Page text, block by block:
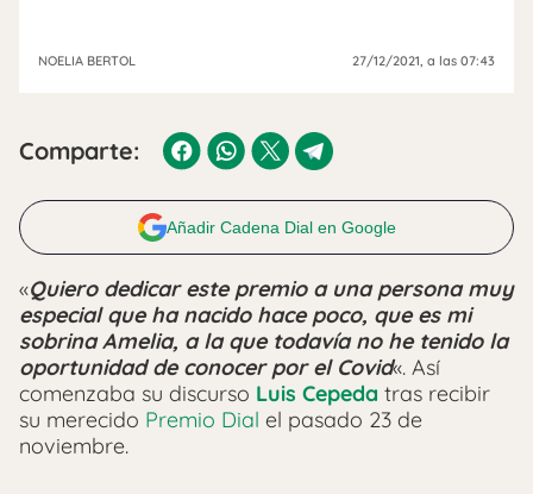
NOELIA BERTOL 27/12/2021, a las 07:43
Comparte:
Añadir Cadena Dial en Google
«Quiero dedicar este premio a una persona muy
especial que ha nacido hace poco, que es mi
sobrina Amelia, a la que todavía no he tenido la
oportunidad de conocer por el Covid«. Así
comenzaba su discurso Luis Cepeda tras recibir
su merecido Premio Dial el pasado 23 de
noviembre.